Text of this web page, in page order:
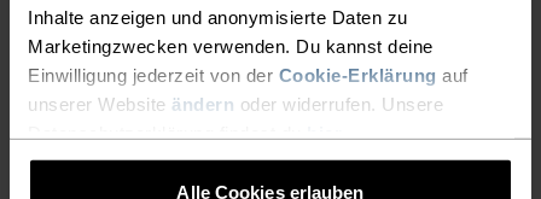
Inhalte anzeigen und anonymisierte Daten zu
Marketingzwecken verwenden. Du kannst deine
Einwilligung jederzeit von der Cookie-Erklärung auf
unserer Website ändern oder widerrufen. Unsere
Alle Cookies erlauben
Radhose von Odlo ist perfekt für deine täglichen
Touren durch die vollen Strassen und engen
Gassen in der City. Dank der PFC-freien
wasserabweisenden Imprägnierung kann dir
auch ein kurzer Regenguss nichts anhaben.
Hinzu kommen die verstellbaren